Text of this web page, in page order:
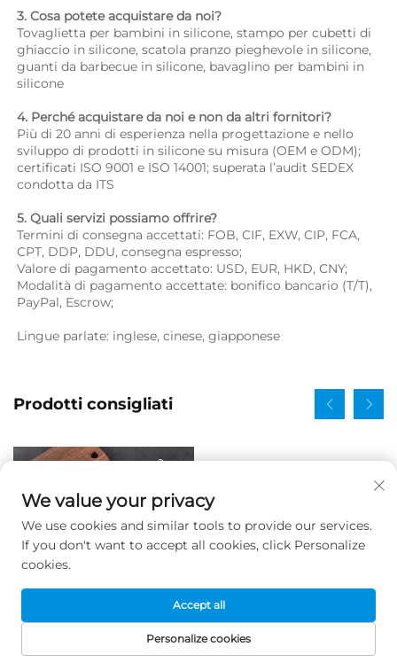
3. Cosa potete acquistare da noi?
Tovaglietta per bambini in silicone, stampo per cubetti di
ghiaccio in silicone, scatola pranzo pieghevole in silicone,
guanti da barbecue in silicone, bavaglino per bambini in
silicone
4. Perché acquistare da noi e non da altri fornitori?
Più di 20 anni di esperienza nella progettazione e nello
sviluppo di prodotti in silicone su misura (OEM e ODM);
certificati ISO 9001 e ISO 14001; superata l’audit SEDEX
condotta da ITS
5. Quali servizi possiamo offrire?
Termini di consegna accettati: FOB, CIF, EXW, CIP, FCA,
CPT, DDP, DDU, consegna espresso;
Valore di pagamento accettato: USD, EUR, HKD, CNY;
Modalità di pagamento accettate: bonifico bancario (T/T),
PayPal, Escrow;
Lingue parlate: inglese, cinese, giapponese
Prodotti consigliati
Rete per barbecue per
We value your privacy
We use cookies and similar tools to provide our services.
If you don't want to accept all cookies, click Personalize
cookies.
Personalize cookies
Accept all